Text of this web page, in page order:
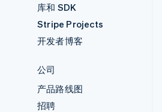
库和 SDK
Stripe Projects
开发者博客
公司
产品路线图
招聘